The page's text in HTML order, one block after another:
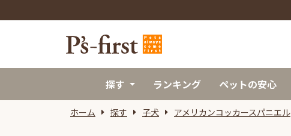
探す ランキング ペットの安心
ホーム 探す 子犬 アメリカンコッカースパニエル